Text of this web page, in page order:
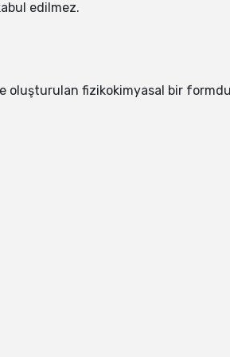
edilmez.
oluşturulan fizikokimyasal bir